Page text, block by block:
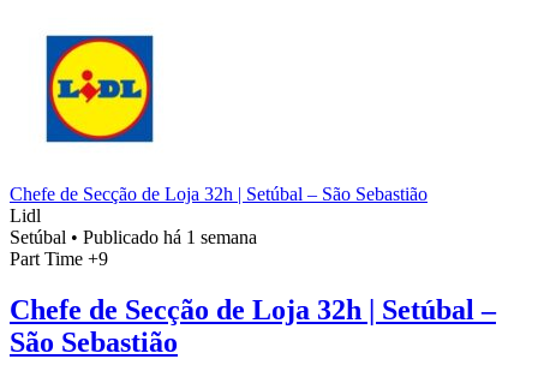
Chefe de Secção de Loja 32h | Setúbal – São Sebastião
Lidl
Setúbal • Publicado há 1 semana
Part Time +9
Chefe de Secção de Loja 32h | Setúbal –
São Sebastião